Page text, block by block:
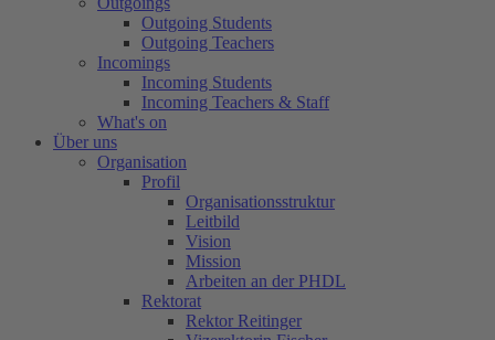
Outgoing Students
Outgoing Teachers
Incomings
Incoming Students
Incoming Teachers & Staff
What's on
Über uns
Organisation
Profil
Organisationsstruktur
Leitbild
Vision
Mission
Arbeiten an der PHDL
Rektorat
Rektor Reitinger